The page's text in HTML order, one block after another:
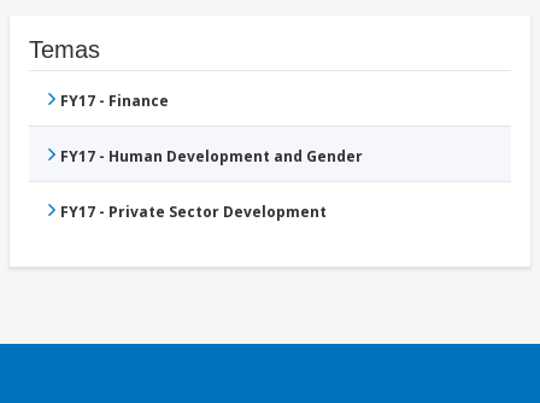
Temas
FY17 - Finance
FY17 - Human Development and Gender
FY17 - Private Sector Development